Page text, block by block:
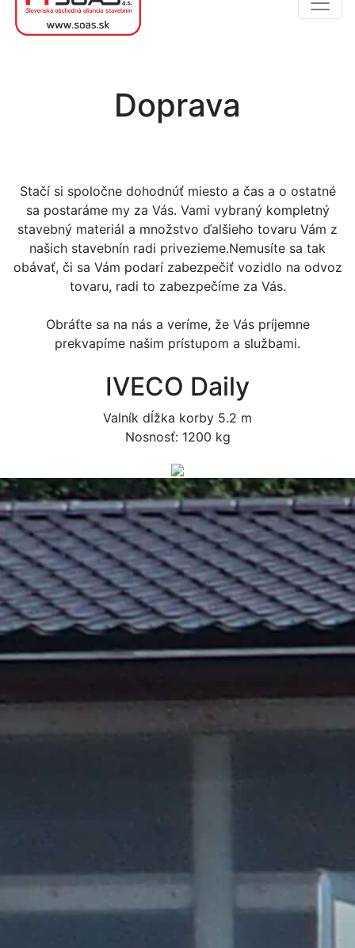
Doprava
Stačí si spoločne dohodnúť miesto a čas a o ostatné
sa postaráme my za Vás. Vami vybraný kompletný
stavebný materiál a množstvo ďalšieho tovaru Vám z
našich stavebnín radi privezieme.Nemusíte sa tak
obávať, či sa Vám podarí zabezpečiť vozidlo na odvoz
tovaru, radi to zabezpečíme za Vás.
Obráťte sa na nás a veríme, že Vás príjemne
prekvapíme našim prístupom a službami.
IVECO Daily
Valník dĺžka korby 5.2 m
Nosnosť: 1200 kg